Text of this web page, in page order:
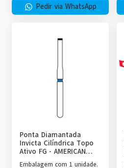
Pedir via WhatsApp
Ponta Diamantada
Invicta Cilíndrica Topo
Ativo FG - AMERICAN
BURRS
Embalagem com 1 unidade.